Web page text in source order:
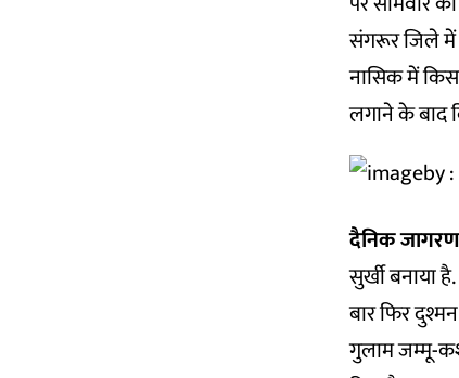
संगरूर जिले में
नासिक में
लगाने के बाद
दैनिक
सुर्खी बनाया
बार फिर
गुलाम जम्मू-